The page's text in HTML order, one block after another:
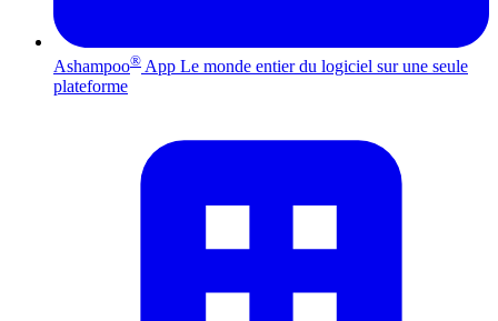
Ashampoo® App Le monde entier du logiciel sur une seule
plateforme